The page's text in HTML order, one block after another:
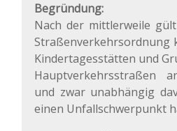
Begründung:
Nach der mittlerweile
Straßenverkehrsordnung
Kindertagesstätten und
Hauptverkehrsstraßen
und zwar unabhängig
einen Unfallschwerpunkt